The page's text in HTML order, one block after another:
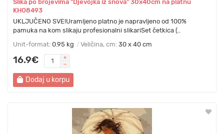
Slika po brojevima "Djevojka iz snova" 30x40cm na platnu
KHO8493
UKLJUČENO SVE!Uramljeno platno je napravljeno od 100%
pamuka na kom slikaju profesionalni slikariSet četkica (..
Unit-format: 0.95 kg Veličina, cm: 30 x 40 cm
16.9€
Dodaj u korpu